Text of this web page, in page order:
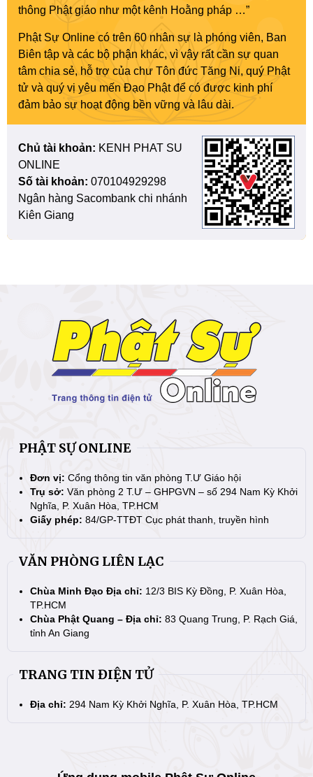
thông Phật giáo như một kênh Hoằng pháp …”
Phật Sự Online có trên 60 nhân sự là phóng viên, Ban
Biên tập và các bộ phận khác, vì vậy rất cần sự quan
tâm chia sẻ, hỗ trợ của chư Tôn đức Tăng Ni, quý Phật
tử và quý vị yêu mến Đạo Phật để có được kinh phí
đảm bảo sự hoạt động bền vững và lâu dài.
Chủ tài khoản: KENH PHAT SU
ONLINE
Số tài khoản: 070104929298
Ngân hàng Sacombank chi nhánh
Kiên Giang
PHẬT SỰ ONLINE
Đơn vị: Cổng thông tin văn phòng T.Ư Giáo hội
Trụ sở: Văn phòng 2 T.Ư – GHPGVN – số 294 Nam Kỳ Khởi
Nghĩa, P. Xuân Hòa, TP.HCM
Giấy phép: 84/GP-TTĐT Cục phát thanh, truyền hình
VĂN PHÒNG LIÊN LẠC
Chùa Minh Đạo Địa chỉ: 12/3 BIS Kỳ Đồng, P. Xuân Hòa,
TP.HCM
Chùa Phật Quang – Địa chỉ: 83 Quang Trung, P. Rạch Giá,
tỉnh An Giang
TRANG TIN ĐIỆN TỬ
Địa chỉ: 294 Nam Kỳ Khởi Nghĩa, P. Xuân Hòa, TP.HCM